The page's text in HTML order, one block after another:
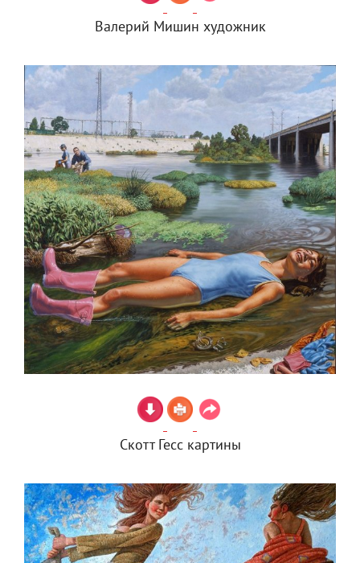
Валерий Мишин художник
Скотт Гесс картины